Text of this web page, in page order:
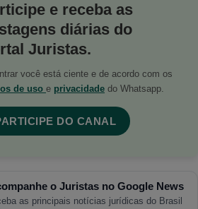
e receba as
diárias do
Juristas.
você está ciente e de acordo com os
de uso e privacidade do Whatsapp.
DO CANAL
o Juristas no Google News
as principais notícias jurídicas do Brasil